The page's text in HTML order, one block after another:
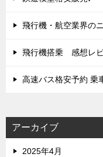
飛行機・航空業界の
飛行機搭乗 感想レ
高速バス格安予約 乗
アーカイブ
2025年4月